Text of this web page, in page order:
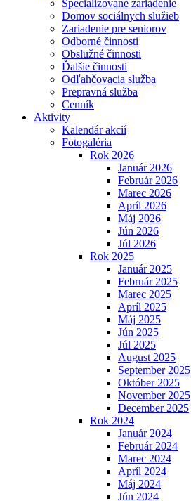
Špecializované zariadenie
Domov sociálnych služieb
Zariadenie pre seniorov
Odborné činnosti
Obslužné činnosti
Ďalšie činnosti
Odľahčovacia služba
Prepravná služba
Cenník
Aktivity
Kalendár akcií
Fotogaléria
Rok 2026
Január 2026
Február 2026
Marec 2026
Apríl 2026
Máj 2026
Jún 2026
Júl 2026
Rok 2025
Január 2025
Február 2025
Marec 2025
Apríl 2025
Máj 2025
Jún 2025
Júl 2025
August 2025
September 2025
Október 2025
November 2025
December 2025
Rok 2024
Január 2024
Február 2024
Marec 2024
Apríl 2024
Máj 2024
Jún 2024